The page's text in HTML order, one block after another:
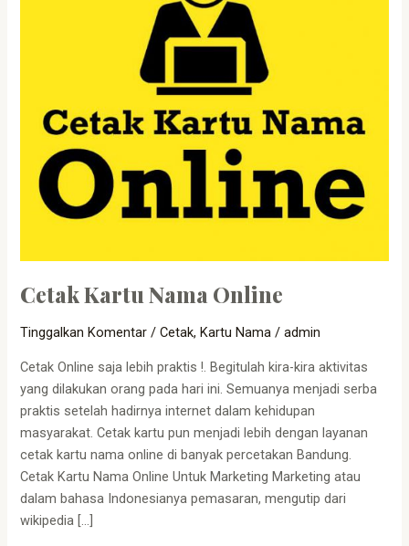
Cetak Kartu Nama Online
Tinggalkan Komentar /Cetak,Kartu Nama /admin
Cetak Online saja lebih praktis !. Begitulah kira-kira aktivitas
yang dilakukan orang pada hari ini. Semuanya menjadi serba
praktis setelah hadirnya internet dalam kehidupan
masyarakat. Cetak kartu pun menjadi lebih dengan layanan
cetak kartu nama online di banyak percetakan Bandung.
Cetak Kartu Nama Online Untuk Marketing Marketing atau
dalam bahasa Indonesianya pemasaran, mengutip dari
wikipedia […]